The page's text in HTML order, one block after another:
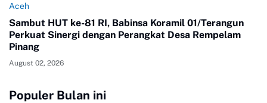
Aceh
Sambut HUT ke-81 RI, Babinsa Koramil 01/Terangun
Perkuat Sinergi dengan Perangkat Desa Rempelam
Pinang
August 02, 2026
Populer Bulan ini